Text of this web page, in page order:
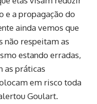
e a propagação do
ainda vemos que
não respeitam as
estando erradas,
as práticas
em risco toda
Goulart.